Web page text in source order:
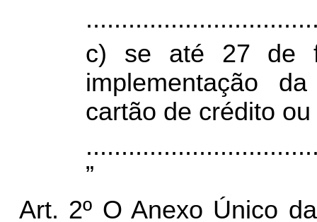
c) se até 27 de
implementação
cartão de crédito
”
Art. 2º O Anexo Único